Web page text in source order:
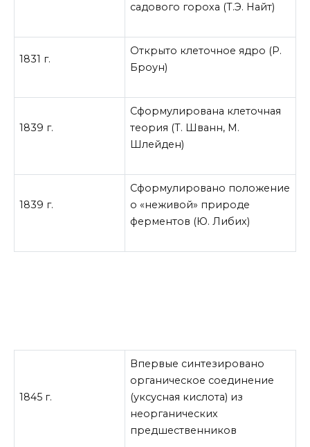
садового гороха (Т.Э. Найт)
1831 г.
Открыто клеточное ядро (Р.
Броун)
1839 г.
Сформулирована клеточная
теория (Т. Шванн, М.
Шлейден)
1839 г.
Сформулировано положение
о «неживой» природе
ферментов (Ю. Либих)
1845 г.
Впервые синтезировано
органическое соединение
(уксусная кислота) из
неорганических
предшественников